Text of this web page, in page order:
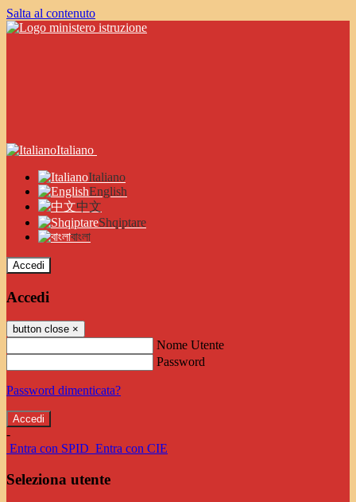
Salta al contenuto
Italiano
Italiano
English
中文
Shqiptare
বাংলা
Accedi
Accedi
button close ×
Nome Utente
Password
Password dimenticata?
-
Entra con SPID Entra con CIE
Seleziona utente